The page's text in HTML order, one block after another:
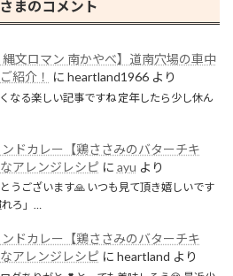
まのコメント
文ロマン 南かやべ】道南穴場の車中
紹介！
に heartland1966より
なる楽しい記事ですね 定年したら少し休ん
ドカレー【鶏ささみのバターチキ
アレンジレシピ に ayu より
うございます🙏 いつも見て頂き嬉しいです
ろ」…
ドカレー【鶏ささみのバターチキ
アレンジレシピ に heartland より